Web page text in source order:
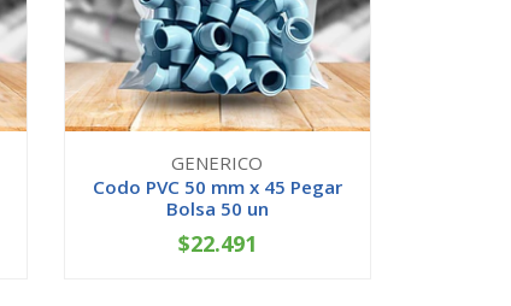
GENERICO
Codo PVC 50 mm x 45 Pegar
Bolsa 50 un
+
$22.491